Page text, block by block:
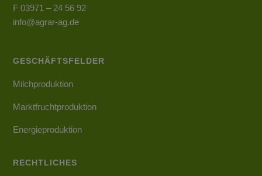
F 03971 – 24 56 92
info@agrar-ag.de
GESCHÄFTSFELDER
Milchproduktion
Marktfruchtproduktion
Energieproduktion
RECHTLICHES